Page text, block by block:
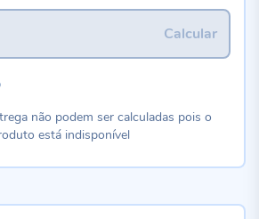
Calcular
não podem ser calculadas pois o
está indisponível